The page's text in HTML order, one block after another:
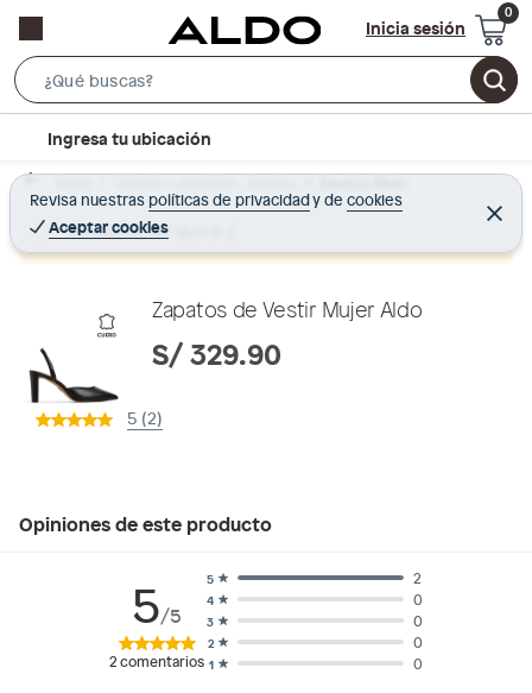
Inicia sesión
e
r
c
B
r
c
t
Ingresa tu ubicación
Revisa nuestras políticas de privacidadyde cookies
Aceptar cookies
C
e
r
Home Calzado y zapatillas - Zapatos Zapatos Mujer
Producto sin stock :(
Zapatos de Vestir Mujer Aldo
S/ 329.90
5 (2)
Opiniones de este producto
5/5
2comentarios 1 0
2 0
3 0
4 0
5 2